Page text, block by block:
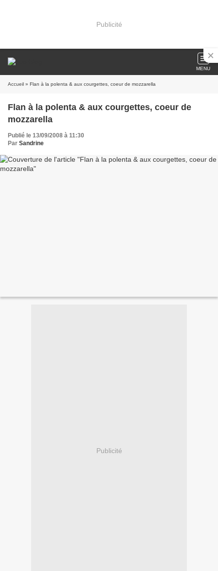
Publicité
MENU
Accueil » Flan à la polenta & aux courgettes, coeur de mozzarella
Flan à la polenta & aux courgettes, coeur de
mozzarella
Publié le 13/09/2008 à 11:30
Par Sandrine
Publicité